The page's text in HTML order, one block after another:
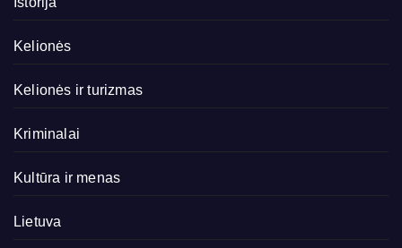
Kelionės
Kelionės ir turizmas
Kriminalai
Kultūra ir menas
Lietuva